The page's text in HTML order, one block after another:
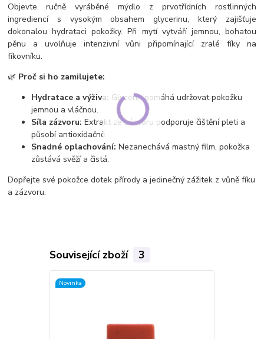
Objevte ručně vyráběné mýdlo z prvotřídních rostlinných
ingrediencí s vysokým obsahem glycerinu, který zajišťuje
dokonalou hydrataci pokožky. Při mytí vytváří jemnou, bohatou
pěnu a uvolňuje intenzivní vůni připomínající zralé fíky na
fíkovníku.
🌿 Proč si ho zamilujete:
Hydratace a výživa: Glycerin pomáhá udržovat pokožku
jemnou a vláčnou.
Síla zázvoru: Extrakt ze zázvoru podporuje čištění pleti a
působí antioxidačně.
Snadné oplachování: Nezanechává mastný film, pokožka
zůstává svěží a čistá.
Dopřejte své pokožce dotek přírody a jedinečný zážitek z vůně fíku
a zázvoru.
Související zboží 3
Novinka